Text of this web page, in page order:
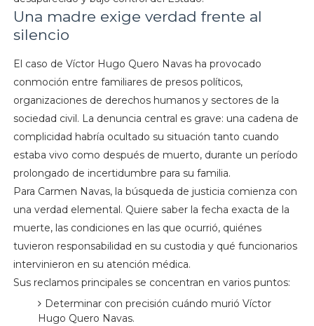
Una madre exige verdad frente al
silencio
El caso de Víctor Hugo Quero Navas ha provocado
conmoción entre familiares de presos políticos,
organizaciones de derechos humanos y sectores de la
sociedad civil. La denuncia central es grave: una cadena de
complicidad habría ocultado su situación tanto cuando
estaba vivo como después de muerto, durante un período
prolongado de incertidumbre para su familia.
Para Carmen Navas, la búsqueda de justicia comienza con
una verdad elemental. Quiere saber la fecha exacta de la
muerte, las condiciones en las que ocurrió, quiénes
tuvieron responsabilidad en su custodia y qué funcionarios
intervinieron en su atención médica.
Sus reclamos principales se concentran en varios puntos:
Determinar con precisión cuándo murió Víctor
Hugo Quero Navas.